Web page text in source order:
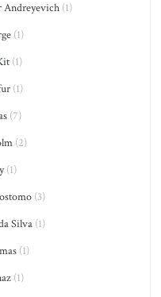
Andreyevich(1)
(1)
(1)
(1)
(7)
(2)
(1)
(3)
Silva (1)
(1)
(1)